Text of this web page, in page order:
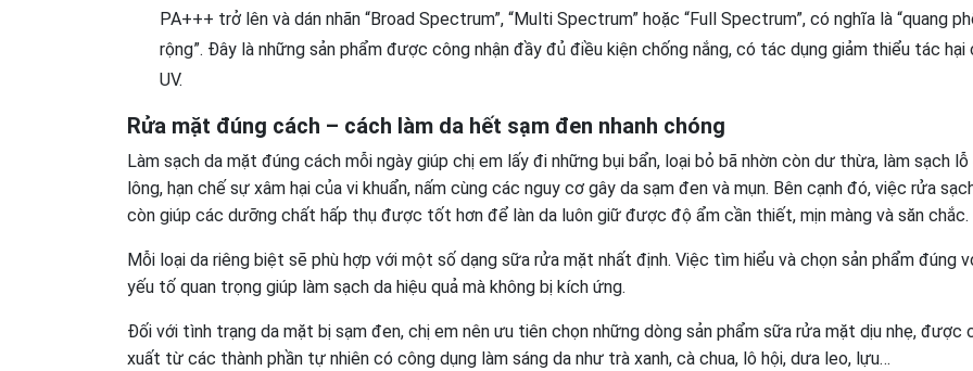
PA+++ trở lên và dán nhãn “Broad Spectrum”, “Multi Spectrum” hoặc “Full Spectrum”, có nghĩa là “quang
rộng”. Đây là những sản phẩm được công nhận đầy đủ điều kiện chống nắng, có tác dụng giảm thiểu tác hại
UV.
Rửa mặt đúng cách – cách làm da hết sạm đen nhanh chóng
Làm sạch da mặt đúng cách mỗi ngày giúp chị em lấy đi những bụi bẩn, loại bỏ bã nhờn còn dư thừa, làm sạch lỗ
lông, hạn chế sự xâm hại của vi khuẩn, nấm cùng các nguy cơ gây da sạm đen và mụn. Bên cạnh đó, việc rửa
còn giúp các dưỡng chất hấp thụ được tốt hơn để làn da luôn giữ được độ ẩm cần thiết, mịn màng và săn chắc.
Mỗi loại da riêng biệt sẽ phù hợp với một số dạng sữa rửa mặt nhất định. Việc tìm hiểu và chọn sản phẩm đúng
yếu tố quan trọng giúp làm sạch da hiệu quả mà không bị kích ứng.
Đối với tình trạng da mặt bị sạm đen, chị em nên ưu tiên chọn những dòng sản phẩm sữa rửa mặt dịu nhẹ, được
xuất từ các thành phần tự nhiên có công dụng làm sáng da như trà xanh, cà chua, lô hội, dưa leo, lựu…